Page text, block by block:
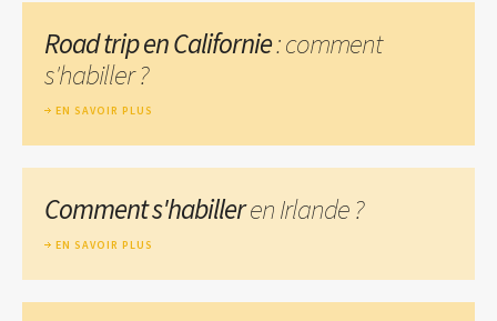
Road trip en Californie: comment
s'habiller ?
EN SAVOIR PLUS
Comment s'habilleren Irlande ?
EN SAVOIR PLUS